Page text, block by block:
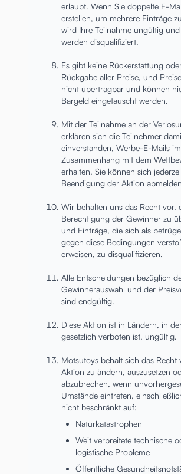
erlaubt. Wenn Sie doppelte E-
erstellen, um mehrere Einträge
wird Ihre Teilnahme ungültig und
werden disqualifiziert.
Es gibt keine Rückerstattung
Rückgabe aller Preise, und
nicht übertragbar und können
Bargeld eingetauscht werden.
Mit der Teilnahme an der
erklären sich die Teilnehmer
einverstanden, Werbe-E-Mails im
Zusammenhang mit dem
erhalten. Sie können sich
Beendigung der Aktion
Wir behalten uns das Recht vor,
Berechtigung der Gewinner zu
und Einträge, die sich als
gegen diese Bedingungen
erweisen, zu disqualifizieren.
Alle Entscheidungen bezüglich
Gewinnerauswahl und der
sind endgültig.
Diese Aktion ist in Ländern, in
gesetzlich verboten ist, ungültig.
Motsutoys behält sich das Recht
Aktion zu ändern, auszusetzen
abzubrechen, wenn
Umstände eintreten,
nicht beschränkt auf:
Naturkatastrophen
Weit verbreitete technische
logistische Probleme
Öffentliche